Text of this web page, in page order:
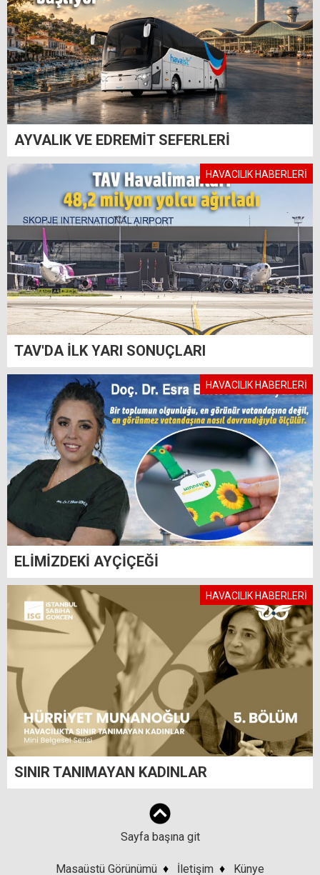
AYVALIK VE EDREMİT SEFERLERİ
HAVACILIK HABERLERİ
TAV'DA İLK YARI SONUÇLARI
HAVACILIK HABERLERİ
ELİMİZDEKİ AYÇİÇEĞİ
HAVACILIK HABERLERİ
SINIR TANIMAYAN KADINLAR
Sayfa başına git
Masaüstü Görünümü ♦ İletişim ♦ Künye